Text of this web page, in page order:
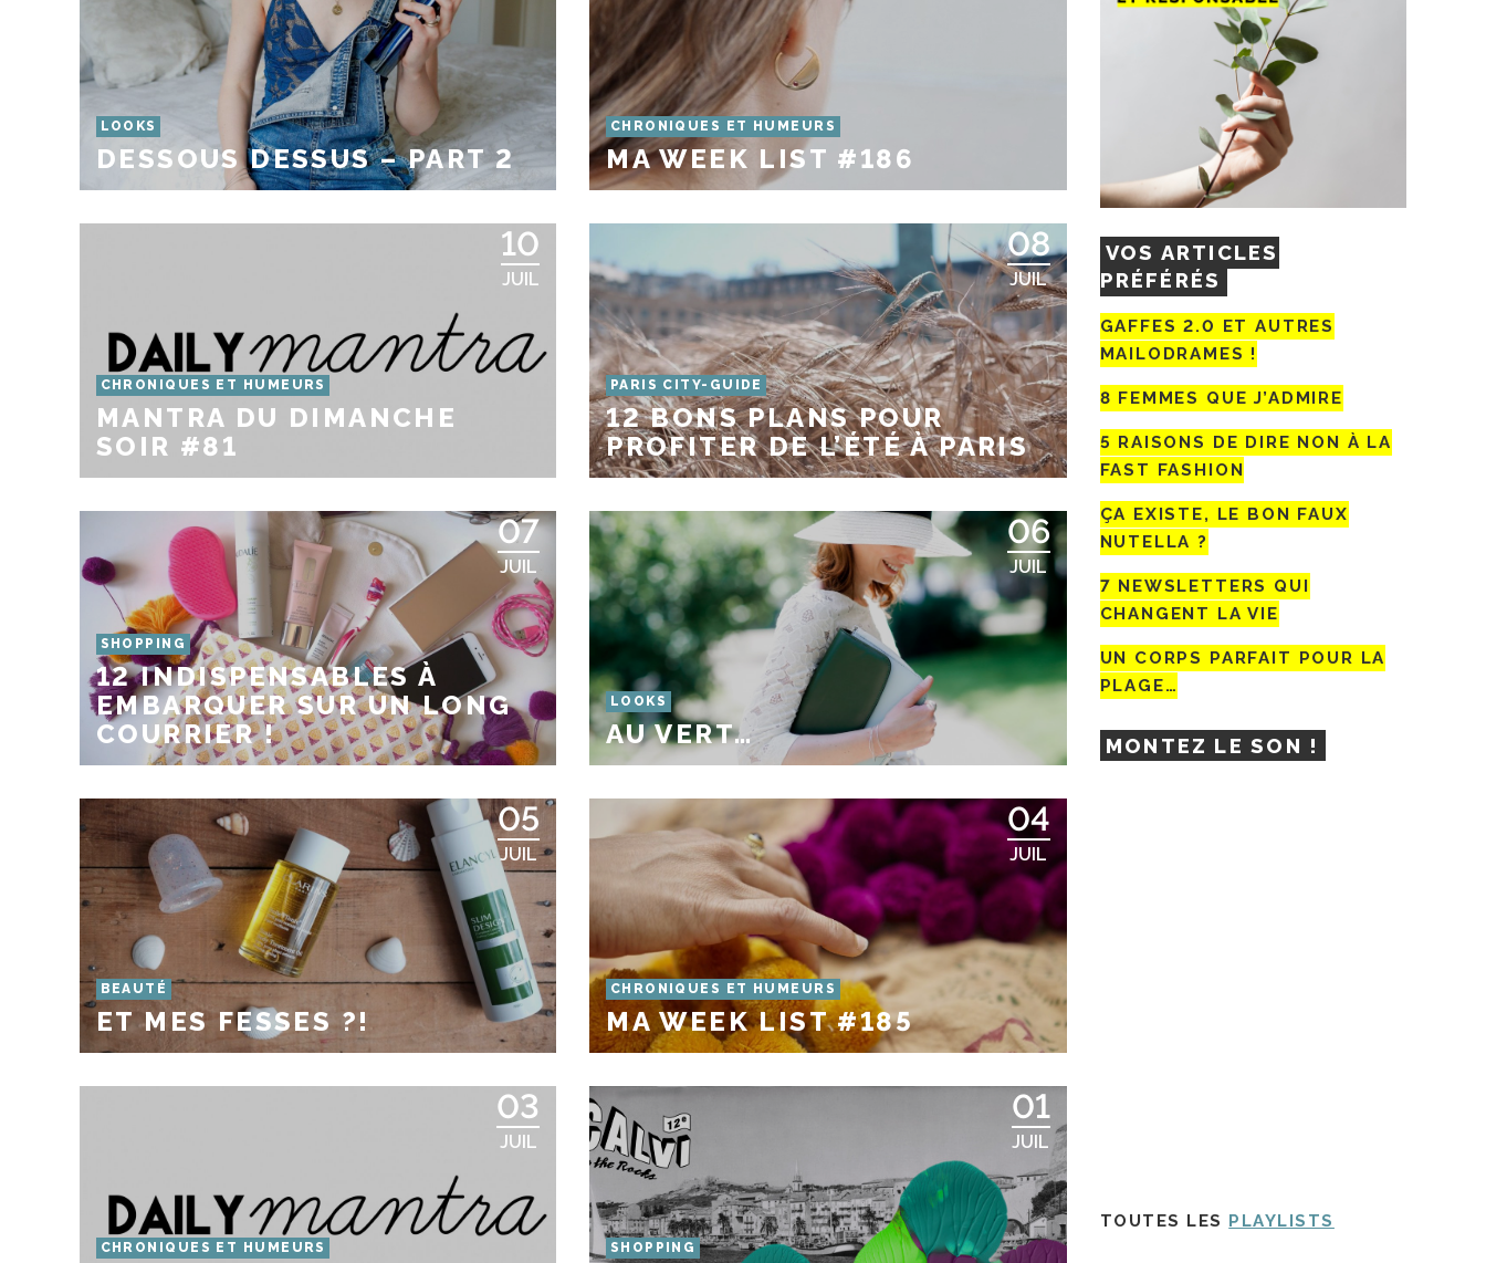
LOOKS
DESSOUS DESSUS – PART 2
CHRONIQUES ET HUMEURS
MA WEEK LIST #186
10
JUIL
CHRONIQUES ET HUMEURS
MANTRA DU DIMANCHE
SOIR #81
08
JUIL
PARIS CITY-GUIDE
12 BONS PLANS POUR
PROFITER DE L’ÉTÉ À PARIS
07
JUIL
SHOPPING
12 INDISPENSABLES À
EMBARQUER SUR UN LONG
COURRIER !
06
JUIL
LOOKS
AU VERT…
05
JUIL
BEAUTÉ
ET MES FESSES ?!
04
JUIL
CHRONIQUES ET HUMEURS
MA WEEK LIST #185
03
JUIL
CHRONIQUES ET HUMEURS
01
JUIL
SHOPPING
VOS ARTICLES
PRÉFÉRÉS
GAFFES 2.0 ET AUTRES
MAILODRAMES !
8 FEMMES QUE J’ADMIRE
5 RAISONS DE DIRE NON À LA
FAST FASHION
ÇA EXISTE, LE BON FAUX
NUTELLA ?
7 NEWSLETTERS QUI
CHANGENT LA VIE
UN CORPS PARFAIT POUR LA
PLAGE…
MONTEZ LE SON !
TOUTES LES PLAYLISTS